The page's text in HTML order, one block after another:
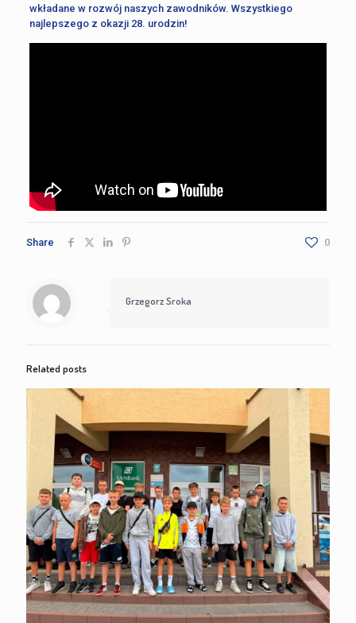
wkładane w rozwój naszych zawodników. Wszystkiego
najlepszego z okazji 28. urodzin!
Share 0
Grzegorz Sroka
Related posts